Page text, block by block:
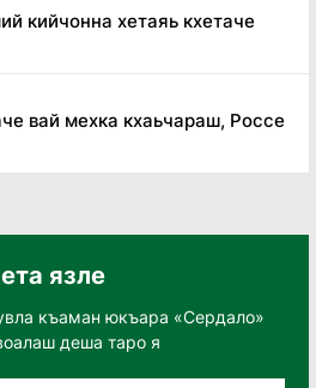
кийчонна хетаяь кхетаче
вай мехка кхаьчараш, Россе
язле
къаман юкъара «Сердало»
деша таро я